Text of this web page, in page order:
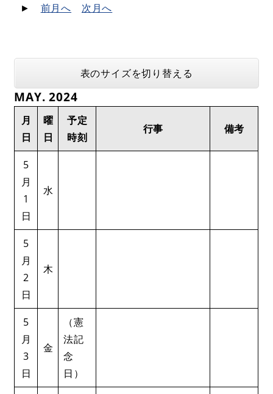
► 前月へ 次月へ
表のサイズを切り替える
MAY. 2024
月
日
曜
日
予定
時刻
行事 備考
5
月
1
日
水
5
月
2
日
木
5
月
3
日
金
（憲
法記
念
日）